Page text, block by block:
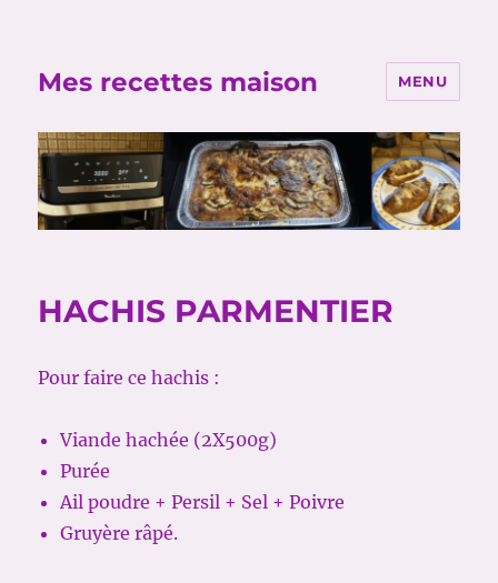
Mes recettes maison MENU
HACHIS PARMENTIER
Pour faire ce hachis :
Viande hachée (2X500g)
Purée
Ail poudre + Persil + Sel + Poivre
Gruyère râpé.